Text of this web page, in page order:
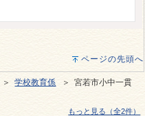
ページの先頭へ
＞学校教育係 ＞ 宮若市小中一貫
もっと見る（全2件）